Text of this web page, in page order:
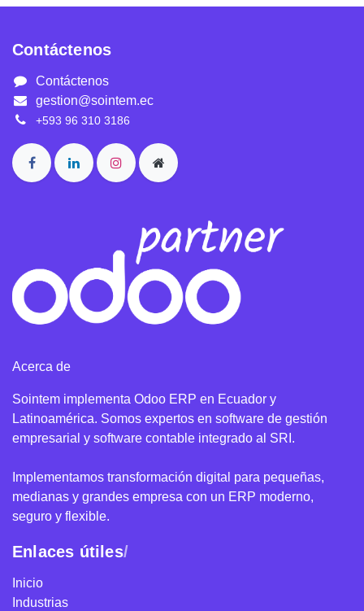
Contáctenos
Contáctenos
gestion@sointem.ec
+593 96 310 3186
Acerca de
Sointem implementa Odoo ERP en Ecuador y
Latinoamérica. Somos expertos en software de gestión
empresarial y software contable integrado al SRI.
Implementamos transformación digital para pequeñas,
medianas y grandes empresa con un ERP moderno,
seguro y flexible.
Enlaces útiles/
Inicio
Industrias